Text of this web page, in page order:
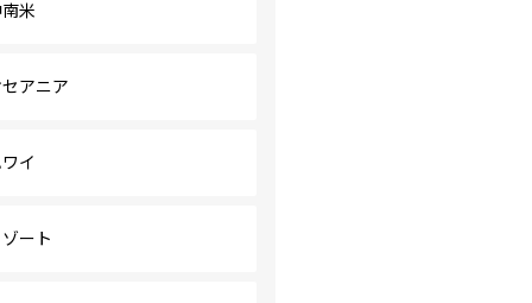
米
アニア
イ
ート